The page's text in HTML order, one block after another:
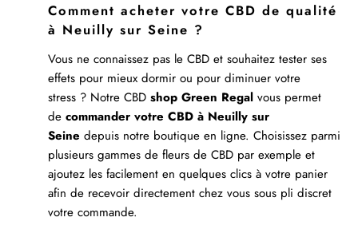
Comment acheter votre CBD de qualité
à Neuilly sur Seine ?
Vous ne connaissez pas le CBD et souhaitez tester ses
effets pour mieux dormir ou pour diminuer votre
stress ? Notre CBD shop Green Regal vous permet
de commander votre CBD à Neuilly sur
Seine depuis notre boutique en ligne. Choisissez parmi
plusieurs gammes de fleurs de CBD par exemple et
ajoutez les facilement en quelques clics à votre panier
afin de recevoir directement chez vous sous pli discret
votre commande.